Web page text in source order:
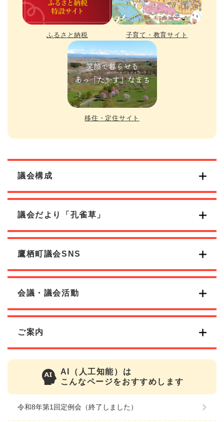
ふるさと納税 子育て・教育サイト
移住・定住サイト
議会構成
議会だより「孔雀草」
鷹栖町議会SNS
会議・議会活動
ご案内
AI（人工知能）は
こんなページをおすすめします
令和8年第1回定例会（終了しました）